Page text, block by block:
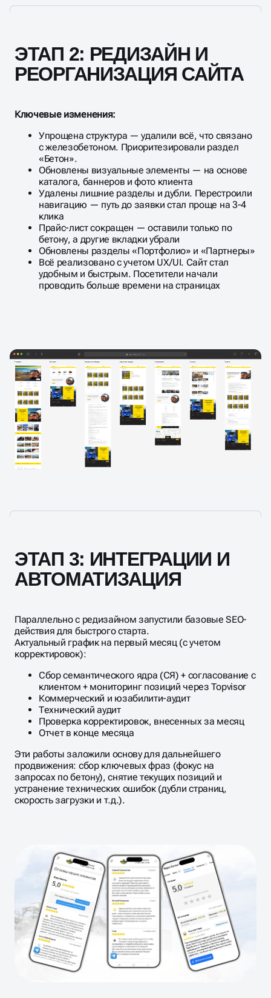
ЭТАП 2: РЕДИЗАЙН И
РЕОРГАНИЗАЦИЯ САЙТА
Ключевые изменения:
Упрощена структура — удалили всё, что связано
с железобетоном. Приоритезировали раздел
«Бетон».
Обновлены визуальные элементы — на основе
каталога, баннеров и фото клиента
Удалены лишние разделы и дубли. Перестроили
навигацию — путь до заявки стал проще на 3-4
клика
Прайс-лист сокращен — оставили только по
бетону, а другие вкладки убрали
Обновлены разделы «Портфолио» и «Партнеры»
Всё реализовано с учетом UX/UI. Сайт стал
удобным и быстрым. Посетители начали
проводить больше времени на страницах
ЭТАП 3: ИНТЕГРАЦИИ И
АВТОМАТИЗАЦИЯ
Параллельно с редизайном запустили базовые SEO-
действия для быстрого старта.
Актуальный график на первый месяц (с учетом
корректировок):
Сбор семантического ядра (СЯ) + согласование с
клиентом + мониторинг позиций через Topvisor
Коммерческий и юзабилити-аудит
Технический аудит
Проверка корректировок, внесенных за месяц
Отчет в конце месяца
Эти работы заложили основу для дальнейшего
продвижения: сбор ключевых фраз (фокус на
запросах по бетону), снятие текущих позиций и
устранение технических ошибок (дубли страниц,
скорость загрузки и т.д.).